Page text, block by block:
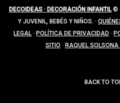
DECOIDEAS · DECORACIÓN INFANTIL© ·
Y JUVENIL, BEBÉS Y NIÑOS. ·
LEGAL · POLÍTICA DE PRIVACIDAD ·
SITIO · RAQUEL
BACK TO